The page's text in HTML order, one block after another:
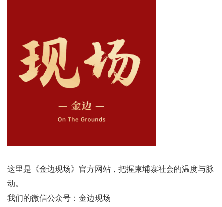
这里是《金边现场》官方网站，把握柬埔寨社会的温度与脉
动。
我们的微信公众号：金边现场